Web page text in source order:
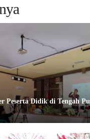
Peserta Didik di Tengah